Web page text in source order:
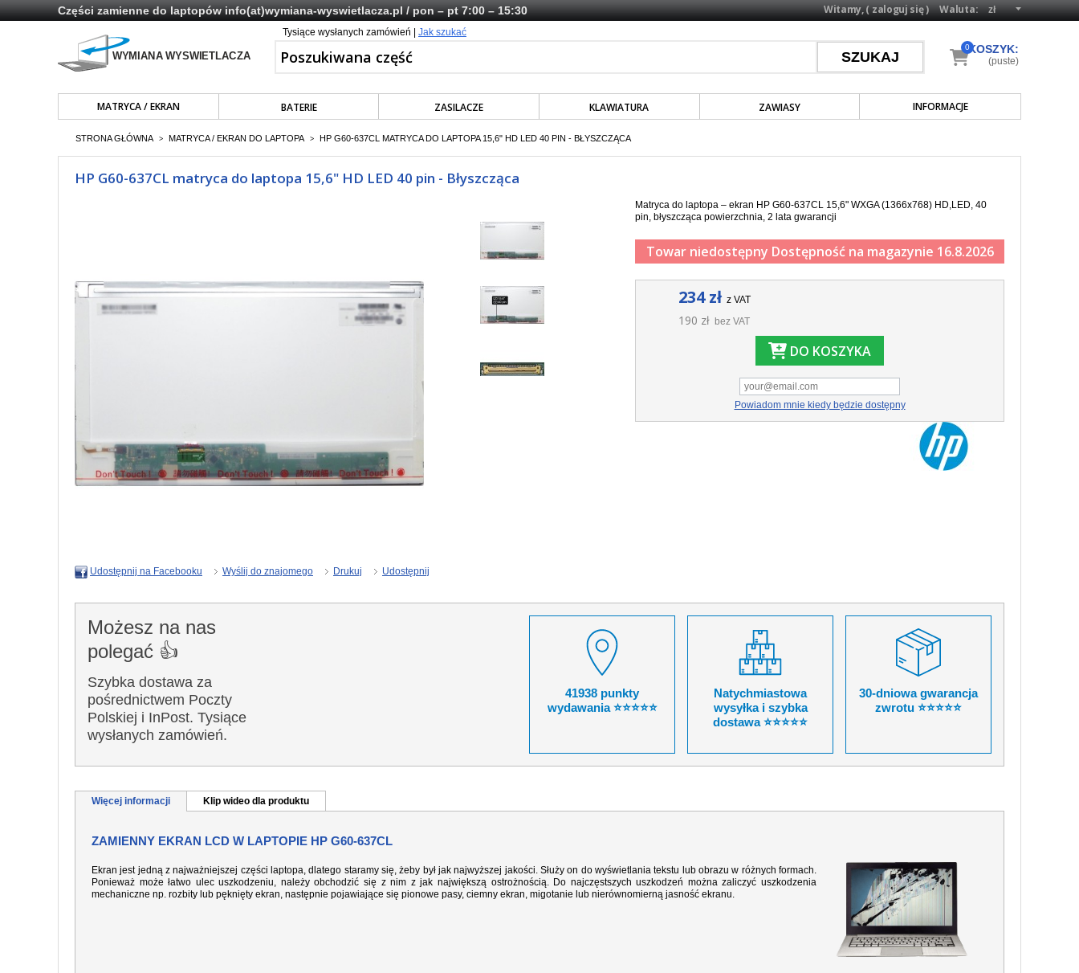
Części zamienne do laptopówinfo(at)wymiana-wyswietlacza.pl/ pon – pt 7:00 – 15:30 Waluta:
Witamy, (zaloguj się)
Tysiące wysłanych zamówień | Jak szukać
MATRYCA / EKRAN BATERIE ZASILACZE KLAWIATURA ZAWIASY INFORMACJE
KOSZYK:
0
(puste)
STRONA GŁÓWNA > MATRYCA / EKRAN DO LAPTOPA > HP G60-637CL MATRYCA DO LAPTOPA 15,6" HD LED 40 PIN - BŁYSZCZĄCA
HP G60-637CL matryca do laptopa 15,6" HD LED 40 pin - Błyszcząca
Matryca do laptopa – ekran HP G60-637CL 15,6" WXGA (1366x768) HD,LED, 40
pin, błyszcząca powierzchnia, 2 lata gwarancji
Towar niedostępny Dostępność na magazynie 16.8.2026
234 zł z VAT
190 zł bez VAT
DO KOSZYKA
Powiadom mnie kiedy będzie dostępny
Udostępnij na Facebooku Wyślij do znajomego Drukuj Udostępnij
Możesz na nas
polegać 👍
Szybka dostawa za
pośrednictwem Poczty
Polskiej i InPost. Tysiące
wysłanych zamówień.
41938 punkty
wydawania ⭐⭐⭐⭐⭐
Natychmiastowa
wysyłka i szybka
dostawa ⭐⭐⭐⭐⭐
30-dniowa gwarancja
zwrotu ⭐⭐⭐⭐⭐
Więcej informacji Klip wideo dla produktu
ZAMIENNY EKRAN LCD W LAPTOPIE HP G60-637CL
Ekran jest jedną z najważniejszej części laptopa, dlatego staramy się, żeby był jak najwyższej jakości. Służy on do wyświetlania tekstu lub obrazu w różnych formach.
Ponieważ może łatwo ulec uszkodzeniu, należy obchodzić się z nim z jak największą ostrożnością. Do najczęstszych uszkodzeń można zaliczyć uszkodzenia
mechaniczne np. rozbity lub pęknięty ekran, następnie pojawiające się pionowe pasy, ciemny ekran, migotanie lub nierównomierną jasność ekranu.